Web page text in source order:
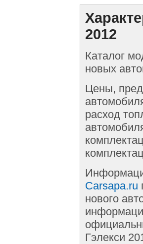
2012
Каталог
новых
Цены,
расход
Carsapa.ru
нового
Гэлекси